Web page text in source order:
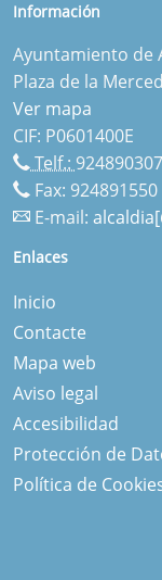
Información
Ayuntamiento de
Plaza de la
Ver mapa
CIF: P0601400E
Telf.: 924890307
Fax: 924891550
E-mail:
Enlaces
Inicio
Contacte
Mapa web
Aviso legal
Accesibilidad
Protección de
Política de